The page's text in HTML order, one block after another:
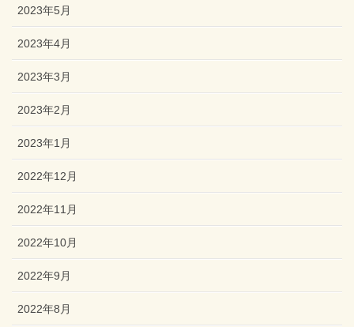
2023年5月
2023年4月
2023年3月
2023年2月
2023年1月
2022年12月
2022年11月
2022年10月
2022年9月
2022年8月